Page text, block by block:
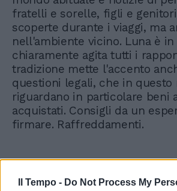
Il Tempo - Do Not Process My
fratelli e sorelle, figli e
scoperte durante i viaggi, ma
nell'ambiente vicino. Luna è
chiaramente agita tutti i
tradizione mette l'accento
questioni legali, che in questo
riguardano in particolare beni
acquistati. Consigli da un
firmare. Raffreddamenti.
Scorpione